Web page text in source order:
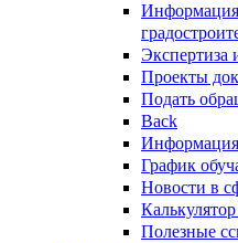
Экспертиза
Проекты
Подать
Back
Информация
График
Новости в
Полезные